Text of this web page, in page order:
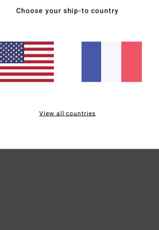
Choose your ship-to country
View all countries